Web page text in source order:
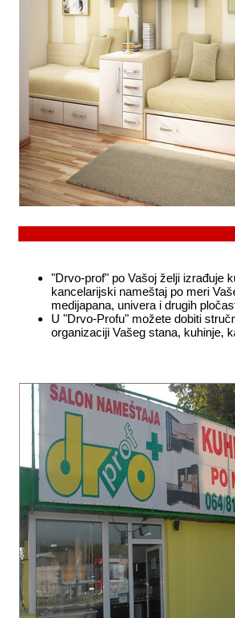
"Drvo-prof" po Vašoj želji izrađuje
kancelarijski nameštaj po meri
medijapana, univera i drugih
U "Drvo-Profu" možete dobiti
organizaciji Vašeg stana, kuhinje,